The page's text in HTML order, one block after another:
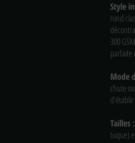
Style
rond
300
parfaite
Mode
chute
Tailles :
tuque)